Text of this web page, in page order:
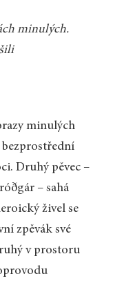
minulých.
minulých
Druhý pěvec –
– sahá
živel se
zpěvák své
v prostoru